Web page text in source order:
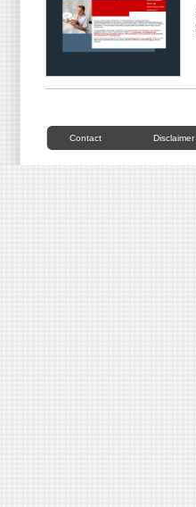
Contact Disclaimer